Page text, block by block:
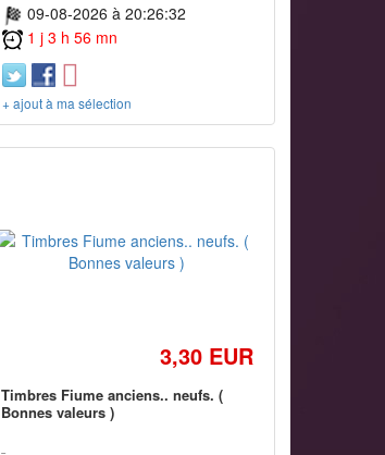
09-08-2026 à 20:26:32
1 j 3 h 56 mn
+ ajout à ma sélection
3,30 EUR
Timbres Fiume anciens.. neufs. (
Bonnes valeurs )